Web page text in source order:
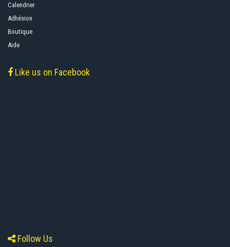
Calendrier
Adhésion
Boutique
Aide
Like us on Facebook
Follow Us